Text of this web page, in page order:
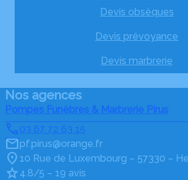
Devis obsèques
Devis prévoyance
Devis marbrerie
Nos agences
Pompes Funèbres & Marbrerie Pirus
03 67 72 63 15
pf.pirus@orange.fr
10 Rue de Luxembourg – 57330 –
4.8/5 – 19 avis